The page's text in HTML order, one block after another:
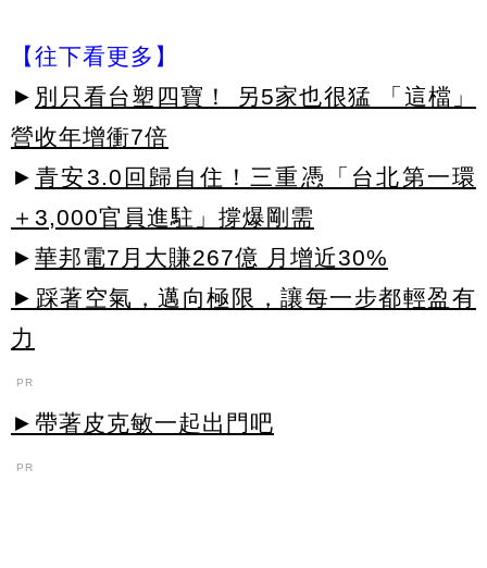
【往下看更多】
► 別只看台塑四寶！ 另5家也很猛 「這檔」
營收年增衝7倍
► 青安3.0回歸自住！三重憑「台北第一環
＋3,000官員進駐」撐爆剛需
► 華邦電7月大賺267億 月增近30%
►踩著空氣，邁向極限，讓每一步都輕盈有
力
PR
►帶著皮克敏一起出門吧
PR